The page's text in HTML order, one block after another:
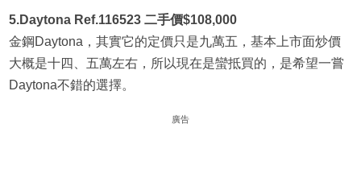
5.Daytona Ref.116523 二手價$108,000
金鋼Daytona，其實它的定價只是九萬五，基本上市面炒價
大概是十四、五萬左右，所以現在是蠻抵買的，是希望一嘗
Daytona不錯的選擇。
廣告